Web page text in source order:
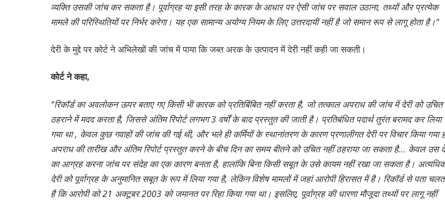
व्यक्ति उसकी जांच कर सकता है। पूर्वाग्रह या इसी तरह के कारक के आधार पर ऐसी जांच पर सवाल उठाना, तथ्यों और प्रत्येक
मामले की परिस्थितियों पर निर्भर करेगा। यह एक सामान्य अयोग्य नियम के लिए उत्तरदायी नहीं है जो समान रूप से लागू होता है।"
देरी के मुद्दे पर कोर्ट ने अभिलेखों की जांच में पाया कि जब्त अरक के उत्पादन में देरी नहीं कही जा सकती।
कोर्ट ने कहा,
"रिकॉर्ड का अवलोकन ऊपर बताए गए किसी भी कारक को प्रतिबिंबित नहीं करता है, जो तत्काल अपराध की जांच में देरी को उचित
ठहराने में मदद करता है, जिससे अंतिम रिपोर्ट लगभग 3 वर्षों के बाद प्रस्तुत की जाती है। प्रतिबंधित पदार्थ तुरंत बरामद कर लिया
गया था , केवल कुछ गवाहों की जांच की गई थी, और भले ही कर्मियों के स्थानांतरण के कारण प्रणालीगत देरी पर विचार किया गया
अपराध की तारीख और अंतिम रिपोर्ट प्रस्तुत करने के बीच दिन का समय बीतने को उचित नहीं ठहराया जा सकता है... केवल उस
का आग्रह करना जांच पर संदेह का एक कारण बनता है, हालांकि बिना किसी सबूत के उसे कायम नहीं रखा जा सकता है।
देरी को पूर्वाग्रह के अनुमानित सबूत के रूप में लिया गया है, लेकिन विशेष मामलों में जहां आरोपी हिरासत में है। रिकॉर्ड से पता
है कि आरोपी को 21 अक्टूबर 2003 को जमानत पर रिहा किया गया था। इसलिए, पूर्वाग्रह की धारणा मौजूदा तथ्यों पर लागू नहीं